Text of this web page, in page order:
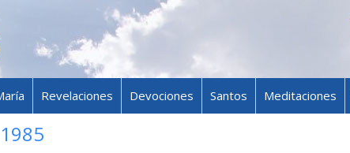
Skip to content
Revelaciones Devociones Santos Meditaciones
1985